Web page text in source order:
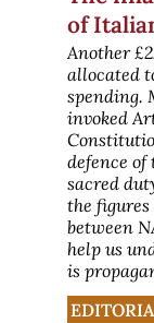
scienziati
Globale dei
Laudato Si',
L’evento di
per la pace
l’adozione,
appello
Nobel e
[disarmo]
dell'Arabia
Washington
accordo
parte della
prevede che
l'Arabia
programma
of
Another
allocated
spending.
invoked
defence
sacred
the
between
help us
is